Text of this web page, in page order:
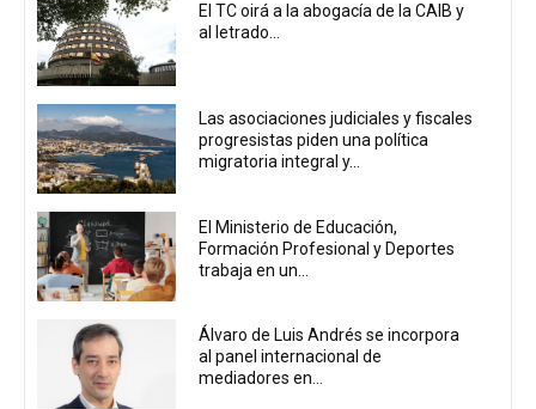
El TC oirá a la abogacía de la CAIB y
al letrado...
Las asociaciones judiciales y fiscales
progresistas piden una política
migratoria integral y...
El Ministerio de Educación,
Formación Profesional y Deportes
trabaja en un...
Álvaro de Luis Andrés se incorpora
al panel internacional de
mediadores en...